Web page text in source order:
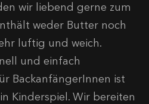
wir liebend gerne zum
weder Butter noch
luftig und weich.
und einfach
BackanfängerInnen ist
Kinderspiel. Wir bereiten